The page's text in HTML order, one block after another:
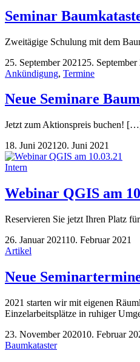
Seminar
Zweitägige Schulung mit dem
25. September 2021 25. September
Ankündigung, Termine
Neue Seminare
Jetzt zum Aktionspreis buchen!
18. Juni 2021 20. Juni 2021
Intern
Webinar QGIS am
Reservieren Sie jetzt Ihren Platz
26. Januar 202110. Februar 2021
Artikel
Neue
2021 starten wir mit eigenen
Einzelarbeitsplätze in ruhiger
23. November 202010. Februar
Baumkataster